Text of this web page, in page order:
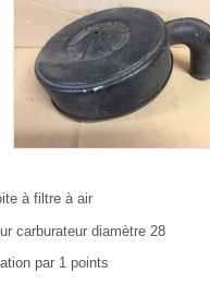
à filtre à air
carburateur diamètre 28
par 1 points